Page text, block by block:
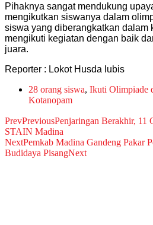
Pihaknya sangat mendukung
mengikutkan siswanya dalam
siswa yang diberangkatkan dalam
mengikuti kegiatan dengan baik
juara.
Reporter : Lokot Husda lubis
28 orang siswa, Ikuti Olimpiade
Kotanopam
PrevPreviousPenjaringan Berakhir, 11
STAIN Madina
NextPemkab Madina Gandeng Pakar
Budidaya PisangNext